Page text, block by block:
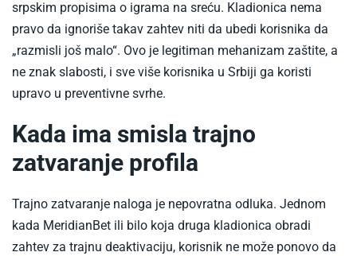
srpskim propisima o igrama na sreću. Kladionica nema
pravo da ignoriše takav zahtev niti da ubedi korisnika da
„razmisli još malo“. Ovo je legitiman mehanizam zaštite, a
ne znak slabosti, i sve više korisnika u Srbiji ga koristi
upravo u preventivne svrhe.
Kada ima smisla trajno
zatvaranje profila
Trajno zatvaranje naloga je nepovratna odluka. Jednom
kada MeridianBet ili bilo koja druga kladionica obradi
zahtev za trajnu deaktivaciju, korisnik ne može ponovo da